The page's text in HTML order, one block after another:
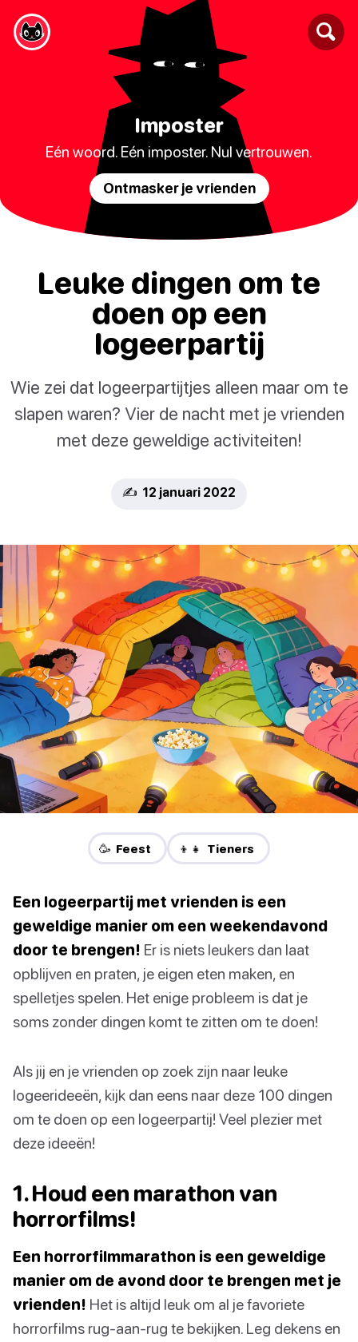
Imposter
Eén woord. Eén imposter. Nul vertrouwen.
Ontmasker je vrienden
Leuke dingen om te
doen op een
logeerpartij
Wie zei dat logeerpartijtjes alleen maar om te
slapen waren? Vier de nacht met je vrienden
met deze geweldige activiteiten!
✍️ 12 januari 2022
🥳 Feest 👦👧 Tieners
Een logeerpartij met vrienden is een
geweldige manier om een weekendavond
door te brengen! Er is niets leukers dan laat
opblijven en praten, je eigen eten maken, en
spelletjes spelen. Het enige probleem is dat je
soms zonder dingen komt te zitten om te doen!
Als jij en je vrienden op zoek zijn naar leuke
logeerideeën, kijk dan eens naar deze 100 dingen
om te doen op een logeerpartij! Veel plezier met
deze ideeën!
1. Houd een marathon van
horrorfilms!
Een horrorfilmmarathon is een geweldige
manier om de avond door te brengen met je
vrienden! Het is altijd leuk om al je favoriete
horrorfilms rug-aan-rug te bekijken. Leg dekens en